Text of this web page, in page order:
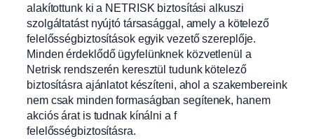
alakítottunk ki a NETRISK biztosítási alkuszi
szolgáltatást nyújtó társasággal, amely a kötelező
felelősségbiztosítások egyik vezető szereplője.
Minden érdeklődő ügyfelünknek közvetlenül a
Netrisk rendszerén keresztül tudunk kötelező
biztosításra ajánlatot készíteni, ahol a szakembereink
nem csak minden formaságban segítenek, hanem
akciós árat is tudnak kínálni a f
felelősségbiztosításra.